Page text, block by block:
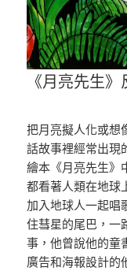
《月亮先生
把月亮擬人化或想
話故事裡經常出現
繪本《月亮先生》
都看著人類在地球
加入地球人一起唱
住彗星的尾巴，一
事，他曾說他的童
廣告和海報設計的